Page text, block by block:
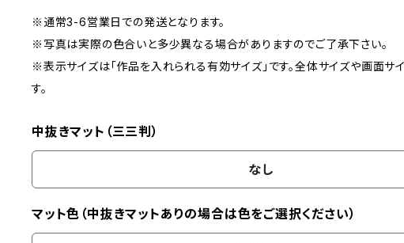
※通常3-6営業日での発送となります。
※写真は実際の色合いと多少異なる場合がありますのでご了承下さい。
※表示サイズは「作品を入れられる有効サイズ」です。全体サイズや画面サ
す。
中抜きマット（三三判）
なし
マット色（中抜きマットありの場合は色をご選択ください）